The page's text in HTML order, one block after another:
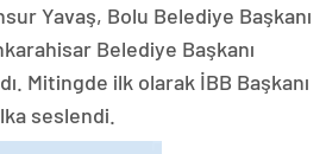
Yavaş, Bolu Belediye Başkanı
Belediye Başkanı
Mitingde ilk olarak İBB Başkanı
seslendi.